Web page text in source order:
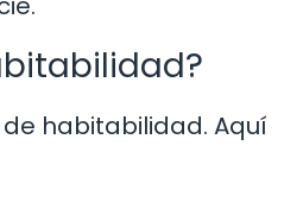
habitabilidad. Aquí